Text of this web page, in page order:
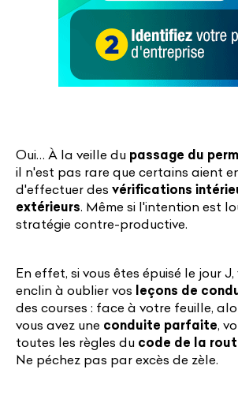
Oui… À la veille du passage du
il n'est pas rare que certains aient
d'effectuer des vérifications
extérieurs. Même si l'intention est
stratégie contre-productive.
En effet, si vous êtes épuisé le jour J,
enclin à oublier vos leçons de
des courses : face à votre feuille,
vous avez une conduite parfaite,
toutes les règles du code de la
Ne péchez pas par excès de zèle.